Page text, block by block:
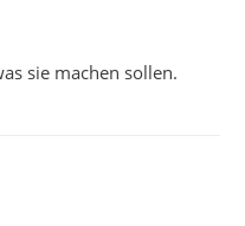
sie machen sollen.